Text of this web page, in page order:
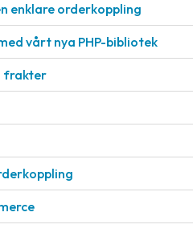
enklare orderkoppling
vårt nya PHP-bibliotek
frakter